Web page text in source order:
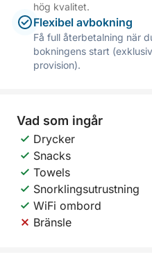
hög kvalitet.
Flexibel avbokning
Få full återbetalning när
bokningens start
provision).
Vad som ingår
Drycker
Snacks
Towels
Snorklingsutrustning
WiFi ombord
Bränsle